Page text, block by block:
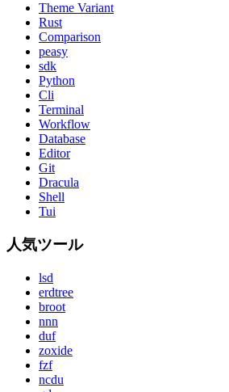
Theme Variant
Rust
Comparison
peasy
sdk
Python
Cli
Terminal
Workflow
Database
Editor
Git
Dracula
Shell
Tui
人気ツール
lsd
erdtree
broot
nnn
duf
zoxide
fzf
ncdu